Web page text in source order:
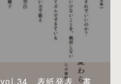
vol.34 表紙発表、書